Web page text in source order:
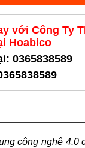
với Công Ty
Hoabico
0365838589
công nghệ 4.0